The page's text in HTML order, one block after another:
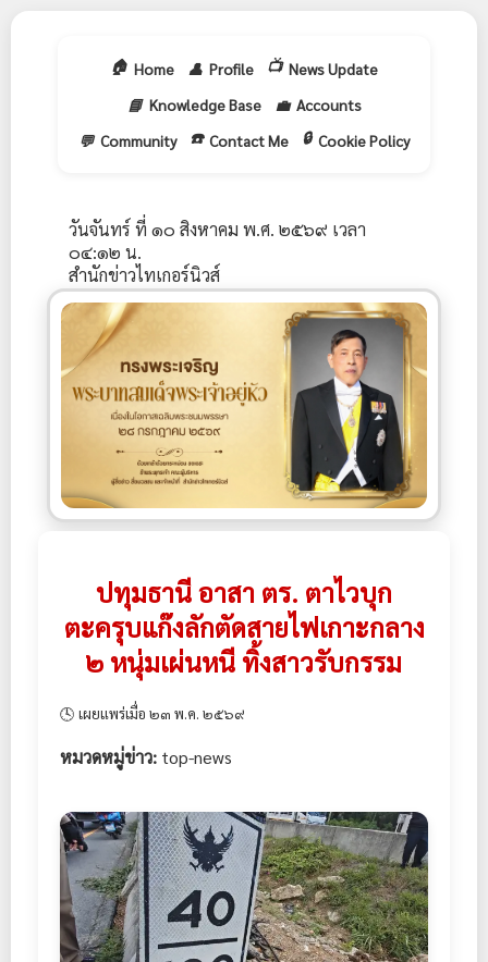
🏠 Home 👤 Profile 📺 News Update
📘 Knowledge Base 💼 Accounts
💬 Community ☎️ Contact Me 🔒 Cookie Policy
วันจันทร์ ที่ ๑๐ สิงหาคม พ.ศ. ๒๕๖๙ เวลา
๐๔:๑๒ น.
สำนักข่าวไทเกอร์นิวส์
ปทุมธานี อาสา ตร. ตาไวบุก
ตะครุบแก๊งลักตัดสายไฟเกาะกลาง
๒ หนุ่มเผ่นหนี ทิ้งสาวรับกรรม
🕓 เผยแพร่เมื่อ ๒๓ พ.ค. ๒๕๖๙
หมวดหมู่ข่าว: top-news